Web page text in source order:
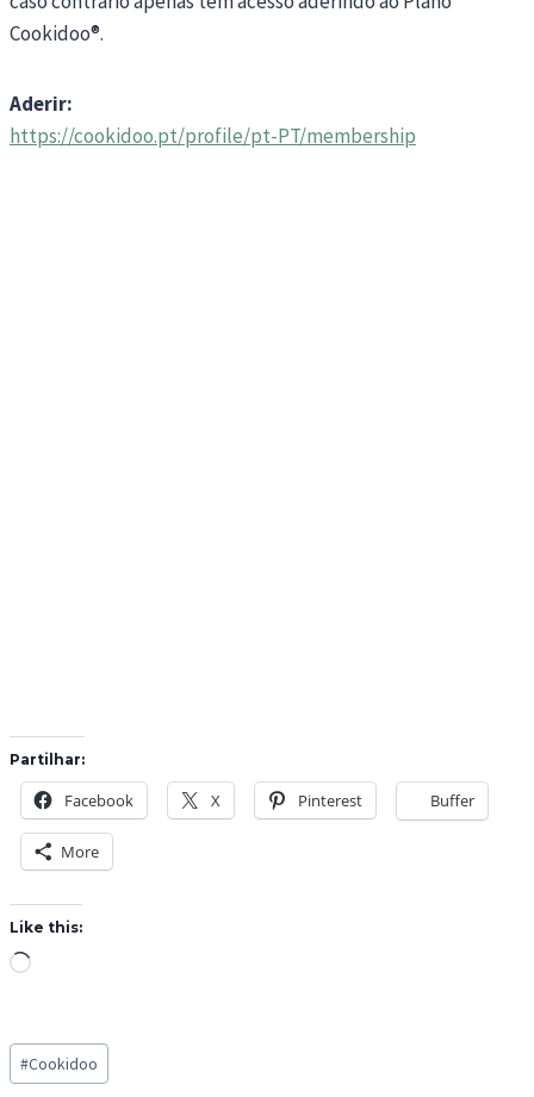
Cookidoo®.
Aderir:
https://cookidoo.pt/profile/pt-PT/membership
Partilhar:
Facebook X Pinterest Buffer
More
Like this:
L
d
Post
Tags:
#Cookidoo